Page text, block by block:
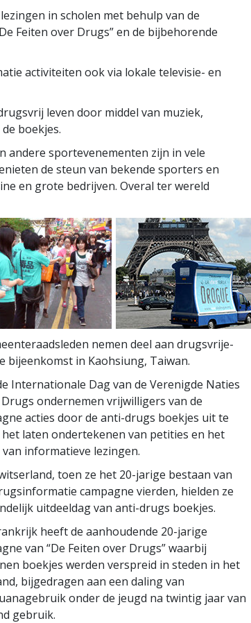
in scholen met behulp van de
Feiten over Drugs” en de bijbehorende
activiteiten ook via lokale televisie- en
leven door middel van muziek,
boekjes.
sportevenementen zijn in vele
de steun van bekende sporters en
en grote bedrijven. Overal ter wereld
nemen deel aan drugsvrije-
bijeenkomst in Kaohsiung, Taiwan.
Internationale Dag van de Verenigde Naties
ondernemen vrijwilligers van de
acties door de anti-drugs boekjes uit te
het laten ondertekenen van petities en het
van informatieve lezingen.
toen ze het 20-jarige bestaan van
campagne vierden, hielden ze
uitdeeldag van anti-drugs boekjes.
heeft de aanhoudende 20-jarige
van “De Feiten over Drugs” waarbij
boekjes werden verspreid in steden in het
bijgedragen aan een daling van
onder de jeugd na twintig jaar van
gebruik.